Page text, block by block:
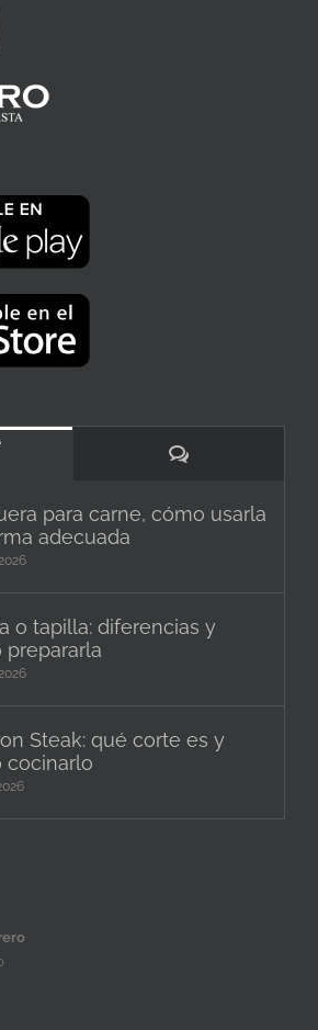
Comentarios
para carne, cómo usarla
adecuada
o tapilla: diferencias y
prepararla
Steak: qué corte es y
cocinarlo